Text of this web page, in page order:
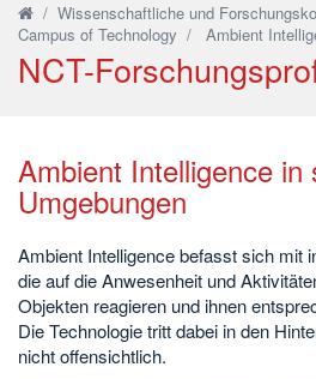
/ Wissenschaftliche und
Campus of Technology / Ambient
NCT-
Ambient Intelligence in
Umgebungen
Ambient Intelligence befasst sich mit
die auf die Anwesenheit und
Objekten reagieren und ihnen
Die Technologie tritt dabei in den
nicht offensichtlich.